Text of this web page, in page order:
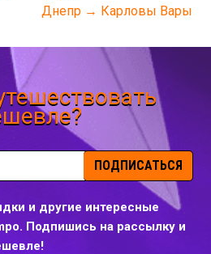
Днепр → Карловы Вары
ПОДПИСАТЬСЯ
и другие интересные
Подпишись на рассылку и